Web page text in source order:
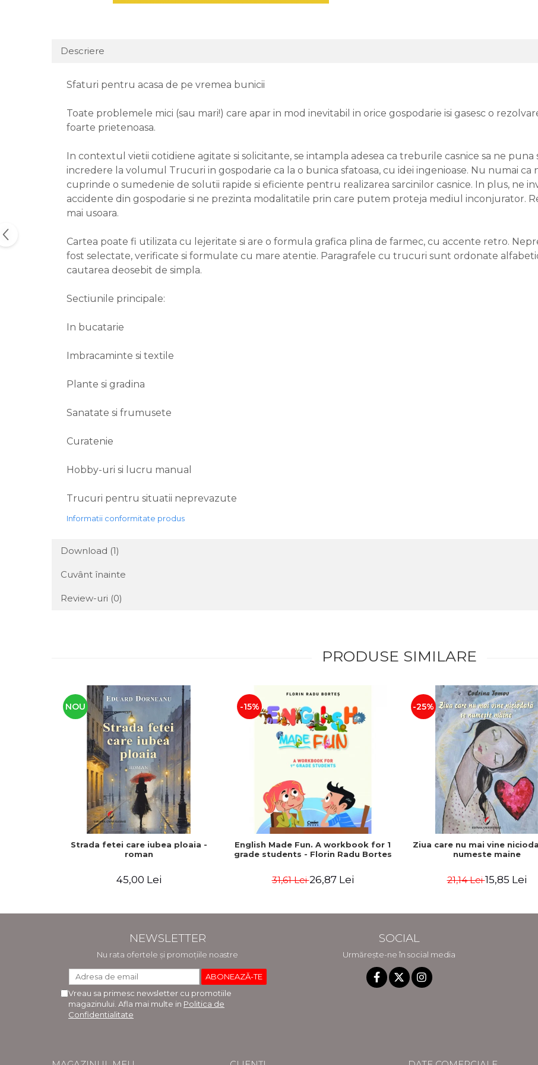
Descriere
Sfaturi pentru acasa de pe vremea bunicii
Toate problemele mici (sau mari!) care apar in mod inevitabil in orice gospodarie isi gasesc o
foarte prietenoasa.
In contextul vietii cotidiene agitate si solicitante, se intampla adesea ca treburile casnice sa ne
incredere la volumul Trucuri in gospodarie ca la o bunica sfatoasa, cu idei ingenioase. Nu numai
cuprinde o sumedenie de solutii rapide si eficiente pentru realizarea sarcinilor casnice. In plus, ne
accidente din gospodarie si ne prezinta modalitatile prin care putem proteja mediul inconjurator.
mai usoara.
Cartea poate fi utilizata cu lejeritate si are o formula grafica plina de farmec, cu accente retro.
fost selectate, verificate si formulate cu mare atentie. Paragrafele cu trucuri sunt ordonate
cautarea deosebit de simpla.
Sectiunile principale:
In bucatarie
Imbracaminte si textile
Plante si gradina
Sanatate si frumusete
Curatenie
Hobby-uri si lucru manual
Trucuri pentru situatii neprevazute
Informatii conformitate produs
Download (1)
Cuvânt înainte
Review-uri (0)
PRODUSE SIMILARE
NOU
Strada fetei care iubea ploaia -
roman
45,00 Lei
-15%
English Made Fun. A workbook for 1
grade students - Florin Radu Bortes
31,61 Lei26,87 Lei
-25%
Ziua care nu mai vine
numeste maine
21,14 Lei15,85 Lei
NEWSLETTER
Nu rata ofertele și promoțiile noastre
Vreau sa primesc newsletter cu promotiile
magazinului. Afla mai multe in Politica de
Confidentialitate
SOCIAL
Urmărește-ne în social media